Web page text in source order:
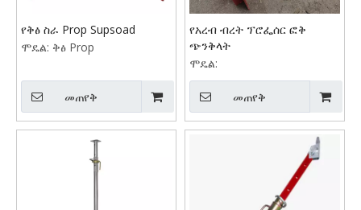
የቅፅ ስራ Prop Supsoad
ሞዴል: ቅፅ Prop
መጠየቅ
የአረብ ብረት ፕሮፌሰር ፎቅ
ጭንቅላት
ሞዴል:
መጠየቅ